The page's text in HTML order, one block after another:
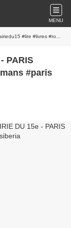
MENU
#paris #siberia #manipulations
PARIS
#paris